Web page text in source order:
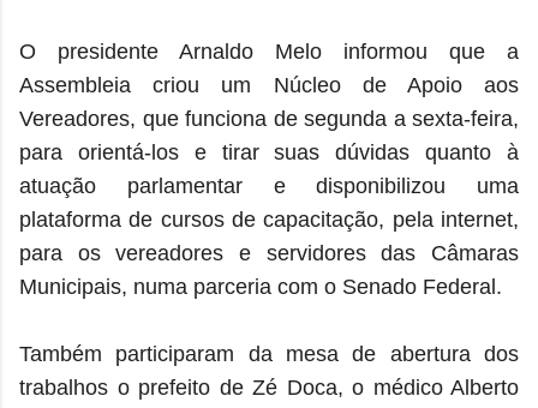
O presidente Arnaldo Melo informou que a
Assembleia criou um Núcleo de Apoio aos
Vereadores, que funciona de segunda a sexta-feira,
para orientá-los e tirar suas dúvidas quanto à
atuação parlamentar e disponibilizou uma
plataforma de cursos de capacitação, pela internet,
para os vereadores e servidores das Câmaras
Municipais, numa parceria com o Senado Federal.
Também participaram da mesa de abertura dos
trabalhos o prefeito de Zé Doca, o médico Alberto